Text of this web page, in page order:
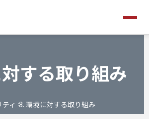
する取り組み
ィ 環境に対する取り組み